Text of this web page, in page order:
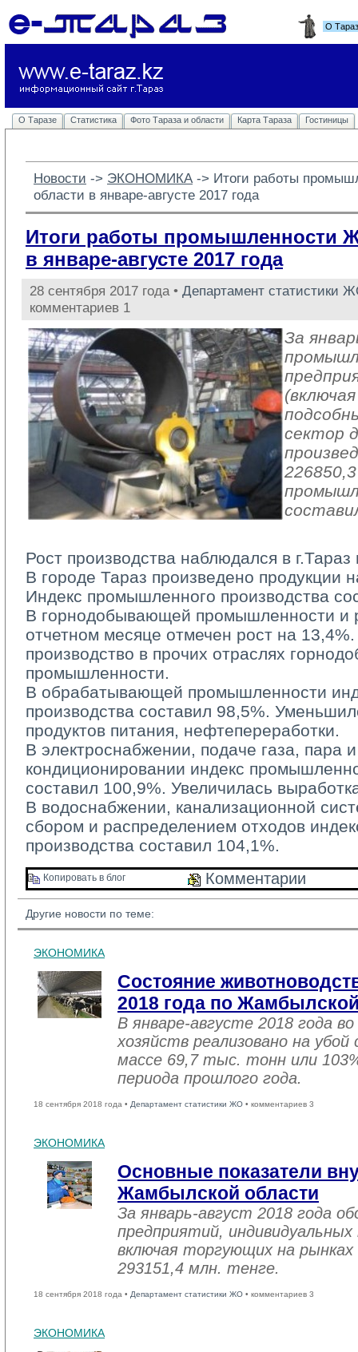
О
О Таразе Статистика Фото Тараза и области Карта Тараза Гостиницы
Новости -> ЭКОНОМИКА -> Итоги работы
области в январе-августе 2017 года
Итоги работы промышленности
в январе-августе 2017 года
28 сентября 2017 года • Департамент статистики
комментариев 1
За
сектор
Рост производства наблюдался в
В городе Тараз произведено продукции
Индекс промышленного производства
В горнодобывающей промышленности и
отчетном месяце отмечен рост на
производство в прочих отраслях
промышленности.
В обрабатывающей промышленности
производства составил 98,5%.
продуктов питания, нефтепереработки.
В электроснабжении, подаче газа, пара
кондиционировании индекс
составил 100,9%. Увеличилась
В водоснабжении, канализационной
сбором и распределением отходов
производства составил 104,1%.
Копировать в блог Комментарии
Другие новости по теме:
ЭКОНОМИКА
Состояние
2018 года по
В январе-августе 2018 года
хозяйств реализовано на
массе 69,7 тыс. тонн или
периода прошлого года.
18 сентября 2018 года • Департамент статистики ЖО • комментариев 3
ЭКОНОМИКА
Основные показатели
Жамбылской области
За январь-август 2018 года
предприятий,
включая торгующих на рынках
293151,4 млн. тенге.
18 сентября 2018 года • Департамент статистики ЖО • комментариев 3
ЭКОНОМИКА